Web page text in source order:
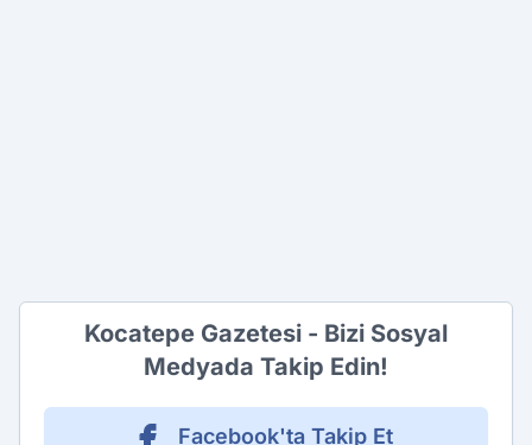
Kocatepe Gazetesi - Bizi Sosyal
Medyada Takip Edin!
Facebook'ta Takip Et